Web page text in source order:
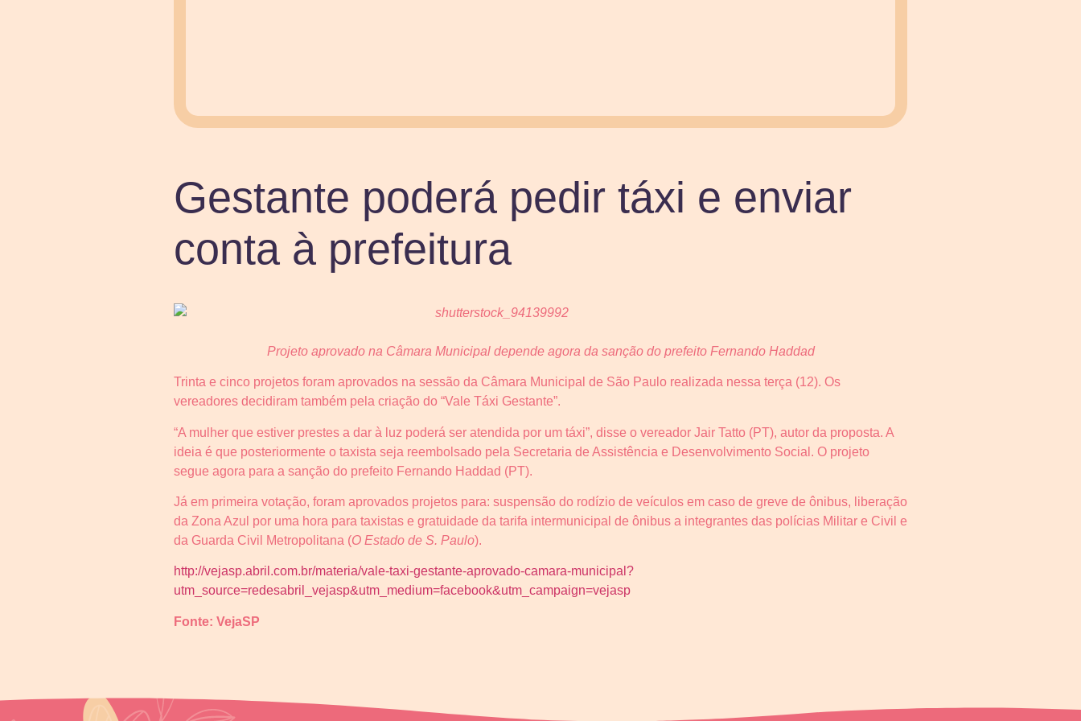
Gestante poderá pedir táxi e enviar
conta à prefeitura
Projeto aprovado na Câmara Municipal depende agora da sanção do prefeito Fernando Haddad
Trinta e cinco projetos foram aprovados na sessão da Câmara Municipal de São Paulo realizada nessa terça (12). Os
vereadores decidiram também pela criação do “Vale Táxi Gestante”.
“A mulher que estiver prestes a dar à luz poderá ser atendida por um táxi”, disse o vereador Jair Tatto (PT), autor da proposta. A
ideia é que posteriormente o taxista seja reembolsado pela Secretaria de Assistência e Desenvolvimento Social. O projeto
segue agora para a sanção do prefeito Fernando Haddad (PT).
Já em primeira votação, foram aprovados projetos para: suspensão do rodízio de veículos em caso de greve de ônibus, liberação
da Zona Azul por uma hora para taxistas e gratuidade da tarifa intermunicipal de ônibus a integrantes das polícias Militar e Civil e
da Guarda Civil Metropolitana (O Estado de S. Paulo).
http://vejasp.abril.com.br/materia/vale-taxi-gestante-aprovado-camara-municipal?
utm_source=redesabril_vejasp&utm_medium=facebook&utm_campaign=vejasp
Fonte: VejaSP